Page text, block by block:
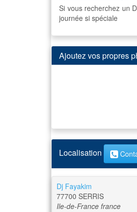
Si vous recherchez un
journée si spéciale
Ajoutez vos propres
Localisation
Dj Fayakim
77700 SERRIS
Ile-de-France france